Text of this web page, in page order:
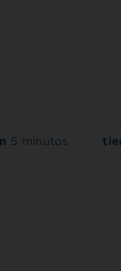
5 minutos